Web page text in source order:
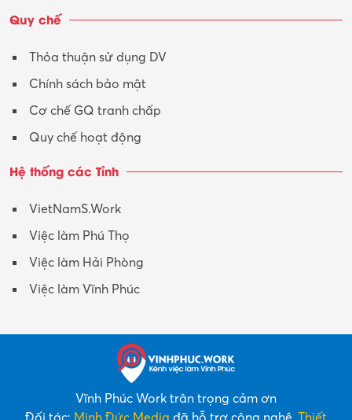
Y tế-Dược
Quy chế
Thỏa thuận sử dụng DV
Chính sách bảo mật
Cơ chế GQ tranh chấp
Quy chế hoạt động
Hệ thống các Tỉnh
VietNamS.Work
Việc làm Phú Thọ
Việc làm Hải Phòng
Việc làm Vĩnh Phúc
Vĩnh Phúc Work trân trọng cảm ơn